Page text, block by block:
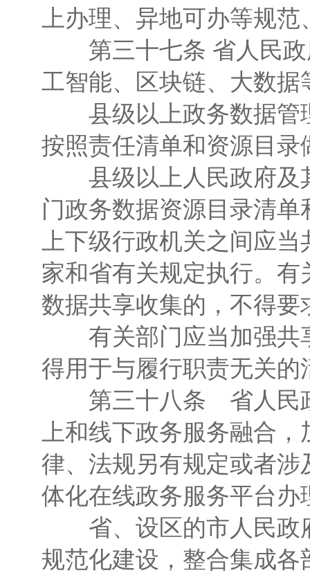
上办理、异地可办等规
第三十七条 省人民政
工智能、区块链、大数
县级以上政务数据管
按照责任清单和资源目
县级以上人民政府及
门政务数据资源目录清
上下级行政机关之间应
家和省有关规定执行。
数据共享收集的，不得
有关部门应当加强共
得用于与履行职责无关
第三十八条 省人民政
上和线下政务服务融合
律、法规另有规定或者
体化在线政务服务平台
省、设区的市人民政
规范化建设，整合集成